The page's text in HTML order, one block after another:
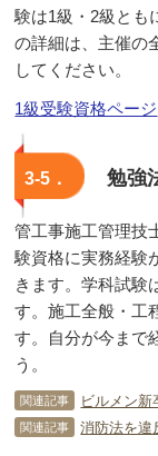
験は1級・2級とも
の詳細は、主催の
してください。
1級受験資格ページ
3-5． 勉強
管工事施工管理技
験資格に実務経験
きます。学科試験
す。施工全般・工
す。自分が今まで
う。
関連記事
関連記事